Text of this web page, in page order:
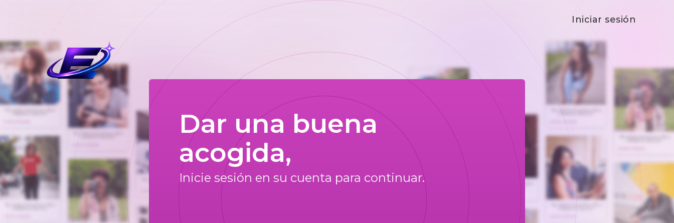
Iniciar sesión
Dar una buena
acogida,
Inicie sesión en su cuenta para continuar.